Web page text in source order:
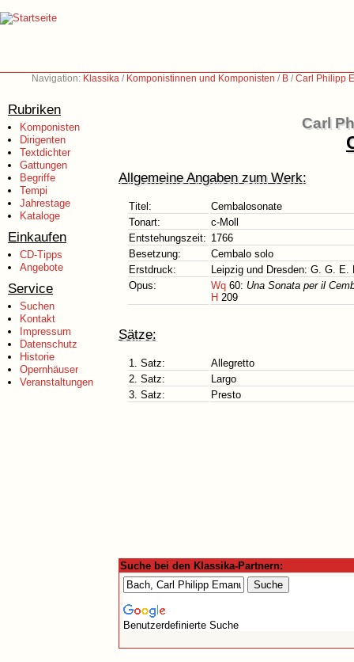
Navigation: Klassika / Komponistinnen und Komponisten / B /Carl Philipp
Rubriken
Komponisten
Dirigenten
Textdichter
Gattungen
Begriffe
Tempi
Jahrestage
Kataloge
Einkaufen
CD-Tipps
Angebote
Service
Suchen
Kontakt
Impressum
Datenschutz
Historie
Opernhäuser
Veranstaltungen
Carl
Allgemeine Angaben zum Werk:
Titel:
Cembalosonate
Tonart:
c-Moll
Entstehungszeit: 1766
Besetzung:
Cembalo solo
Erstdruck:
Leipzig und Dresden: G. G. E.
Opus:
Wq 60: Una Sonata per il
H 209
Sätze:
1. Satz:
Allegretto
2. Satz:
Largo
3. Satz:
Presto
Suche bei den Klassika-Partnern:
Benutzerdefinierte Suche